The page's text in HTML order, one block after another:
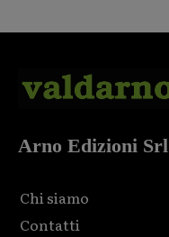
Arno Edizioni Srl
Chi siamo
Contatti